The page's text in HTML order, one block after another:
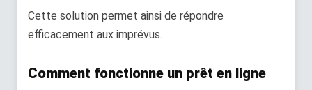
Cette solution permet ainsi de répondre
efficacement aux imprévus.
Comment fonctionne un prêt en ligne